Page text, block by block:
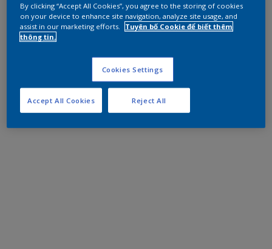
By clicking “Accept All Cookies”, you agree to the storing of cookies
on your device to enhance site navigation, analyze site usage, and
assist in our marketing efforts.
Tuyên bố Cookie để biết thêm
thông tin.
Cookies Settings
Reject All
Accept All Cookies